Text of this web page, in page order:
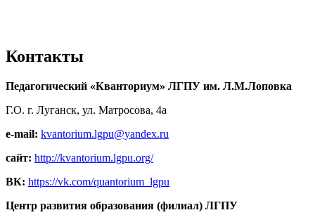
Контакты
Педагогический «Кванториум» ЛГПУ им. Л.М.Лоповка
Г.О. г. Луганск, ул. Матросова, 4а
e-mail: kvantorium.lgpu@yandex.ru
сайт: http://kvantorium.lgpu.org/
ВК: https://vk.com/quantorium_lgpu
Центр развития образования (филиал) ЛГПУ